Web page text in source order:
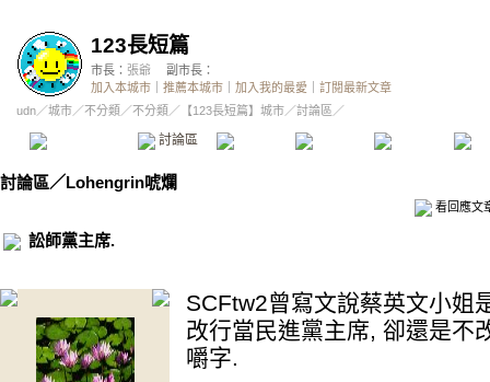
123長短篇
市長： 張爺
副市長：
加入本城市
推薦本城市 加入我的最愛
訂閱最新文章
udn／城市／不分類 ／不分類 ／ 【123長短篇】城市／討論區／
討論區 精華區 投票區 影像館
討論區／Lohengrin唬爛
看回應文
訟師黨主席.
SCFtw2曾寫文說蔡英文小姐
改行當民進黨主席, 卻還是不
嚼字.